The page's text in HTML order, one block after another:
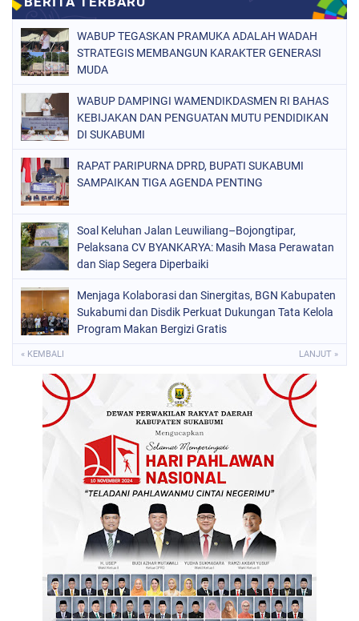
WABUP TEGASKAN PRAMUKA ADALAH WADAH
STRATEGIS MEMBANGUN KARAKTER GENERASI
MUDA
WABUP DAMPINGI WAMENDIKDASMEN RI BAHAS
KEBIJAKAN DAN PENGUATAN MUTU PENDIDIKAN
DI SUKABUMI
RAPAT PARIPURNA DPRD, BUPATI SUKABUMI
SAMPAIKAN TIGA AGENDA PENTING
Soal Keluhan Jalan Leuwiliang–Bojongtipar,
Pelaksana CV BYANKARYA: Masih Masa Perawatan
dan Siap Segera Diperbaiki
Menjaga Kolaborasi dan Sinergitas, BGN Kabupaten
Sukabumi dan Disdik Perkuat Dukungan Tata Kelola
Program Makan Bergizi Gratis
« KEMBALI LANJUT »